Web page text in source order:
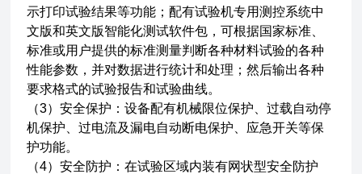
示打印试验结果等功能；配有试验机专用测控系统中
文版和英文版智能化测试软件包，可根据国家标准、
标准或用户提供的标准测量判断各种材料试验的各种
性能参数，并对数据进行统计和处理；然后输出各种
要求格式的试验报告和试验曲线。
（3）安全保护：设备配有机械限位保护、过载自动停
机保护、过电流及漏电自动断电保护、应急开关等保
护功能。
（4）安全防护：在试验区域内装有网状型安全防护